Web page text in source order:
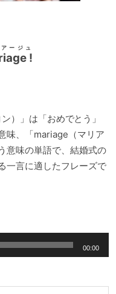
!
ージュ
）」は「おめでとう」
味、「mariage（マリア
意味の単語で、結婚式の
一言に適したフレーズで
00:00